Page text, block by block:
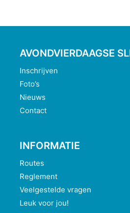
AVONDVIERDAAGSE
Inschrijven
Foto’s
Nieuws
Contact
INFORMATIE
Routes
Reglement
Veelgestelde vragen
Leuk voor jou!